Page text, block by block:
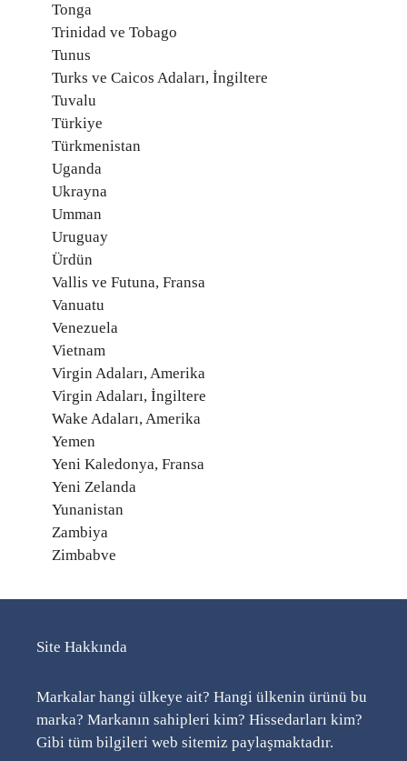
Tonga
Trinidad ve Tobago
Tunus
Turks ve Caicos Adaları, İngiltere
Tuvalu
Türkiye
Türkmenistan
Uganda
Ukrayna
Umman
Uruguay
Ürdün
Vallis ve Futuna, Fransa
Vanuatu
Venezuela
Vietnam
Virgin Adaları, Amerika
Virgin Adaları, İngiltere
Wake Adaları, Amerika
Yemen
Yeni Kaledonya, Fransa
Yeni Zelanda
Yunanistan
Zambiya
Zimbabve
Site Hakkında
Markalar hangi ülkeye ait? Hangi ülkenin ürünü bu
marka? Markanın sahipleri kim? Hissedarları kim?
Gibi tüm bilgileri web sitemiz paylaşmaktadır.